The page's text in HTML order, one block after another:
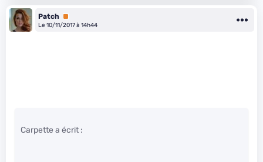
Patch Premium
Le 10/11/2017 à 14h44
Carpette a écrit :